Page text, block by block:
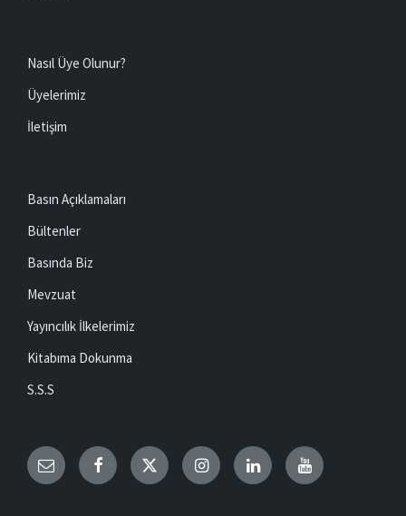
Nasıl Üye Olunur?
Üyelerimiz
İletişim
Basın Açıklamaları
Bültenler
Basında Biz
Mevzuat
Yayıncılık İlkelerimiz
Kitabıma Dokunma
S.S.S
Email Facebook TwitterInstagramLinkedInYouTube